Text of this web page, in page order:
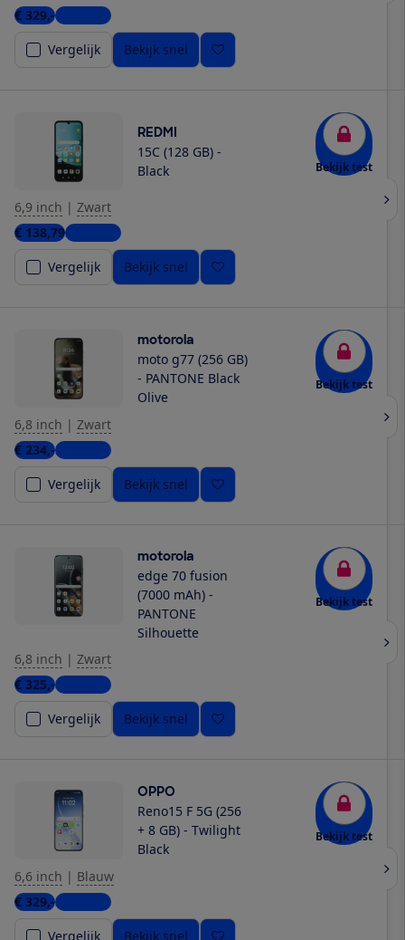
€ 329,-6 winkels
Vergelijk
Bekijk snel
REDMI
15C (128 GB) -
Black
Bekijk test
6,9 inch | Zwart
€ 138,792 winkels
Vergelijk
Bekijk snel
motorola
moto g77 (256 GB)
- PANTONE Black
Olive
Bekijk test
6,8 inch | Zwart
€ 234,-3 winkels
Vergelijk
Bekijk snel
motorola
edge 70 fusion
(7000 mAh) -
PANTONE
Silhouette
Bekijk test
6,8 inch | Zwart
€ 325,-3 winkels
Vergelijk
Bekijk snel
OPPO
Reno15 F 5G (256
+ 8 GB) - Twilight
Black
Bekijk test
6,6 inch | Blauw
€ 329,-2 winkels
Vergelijk
Bekijk snel